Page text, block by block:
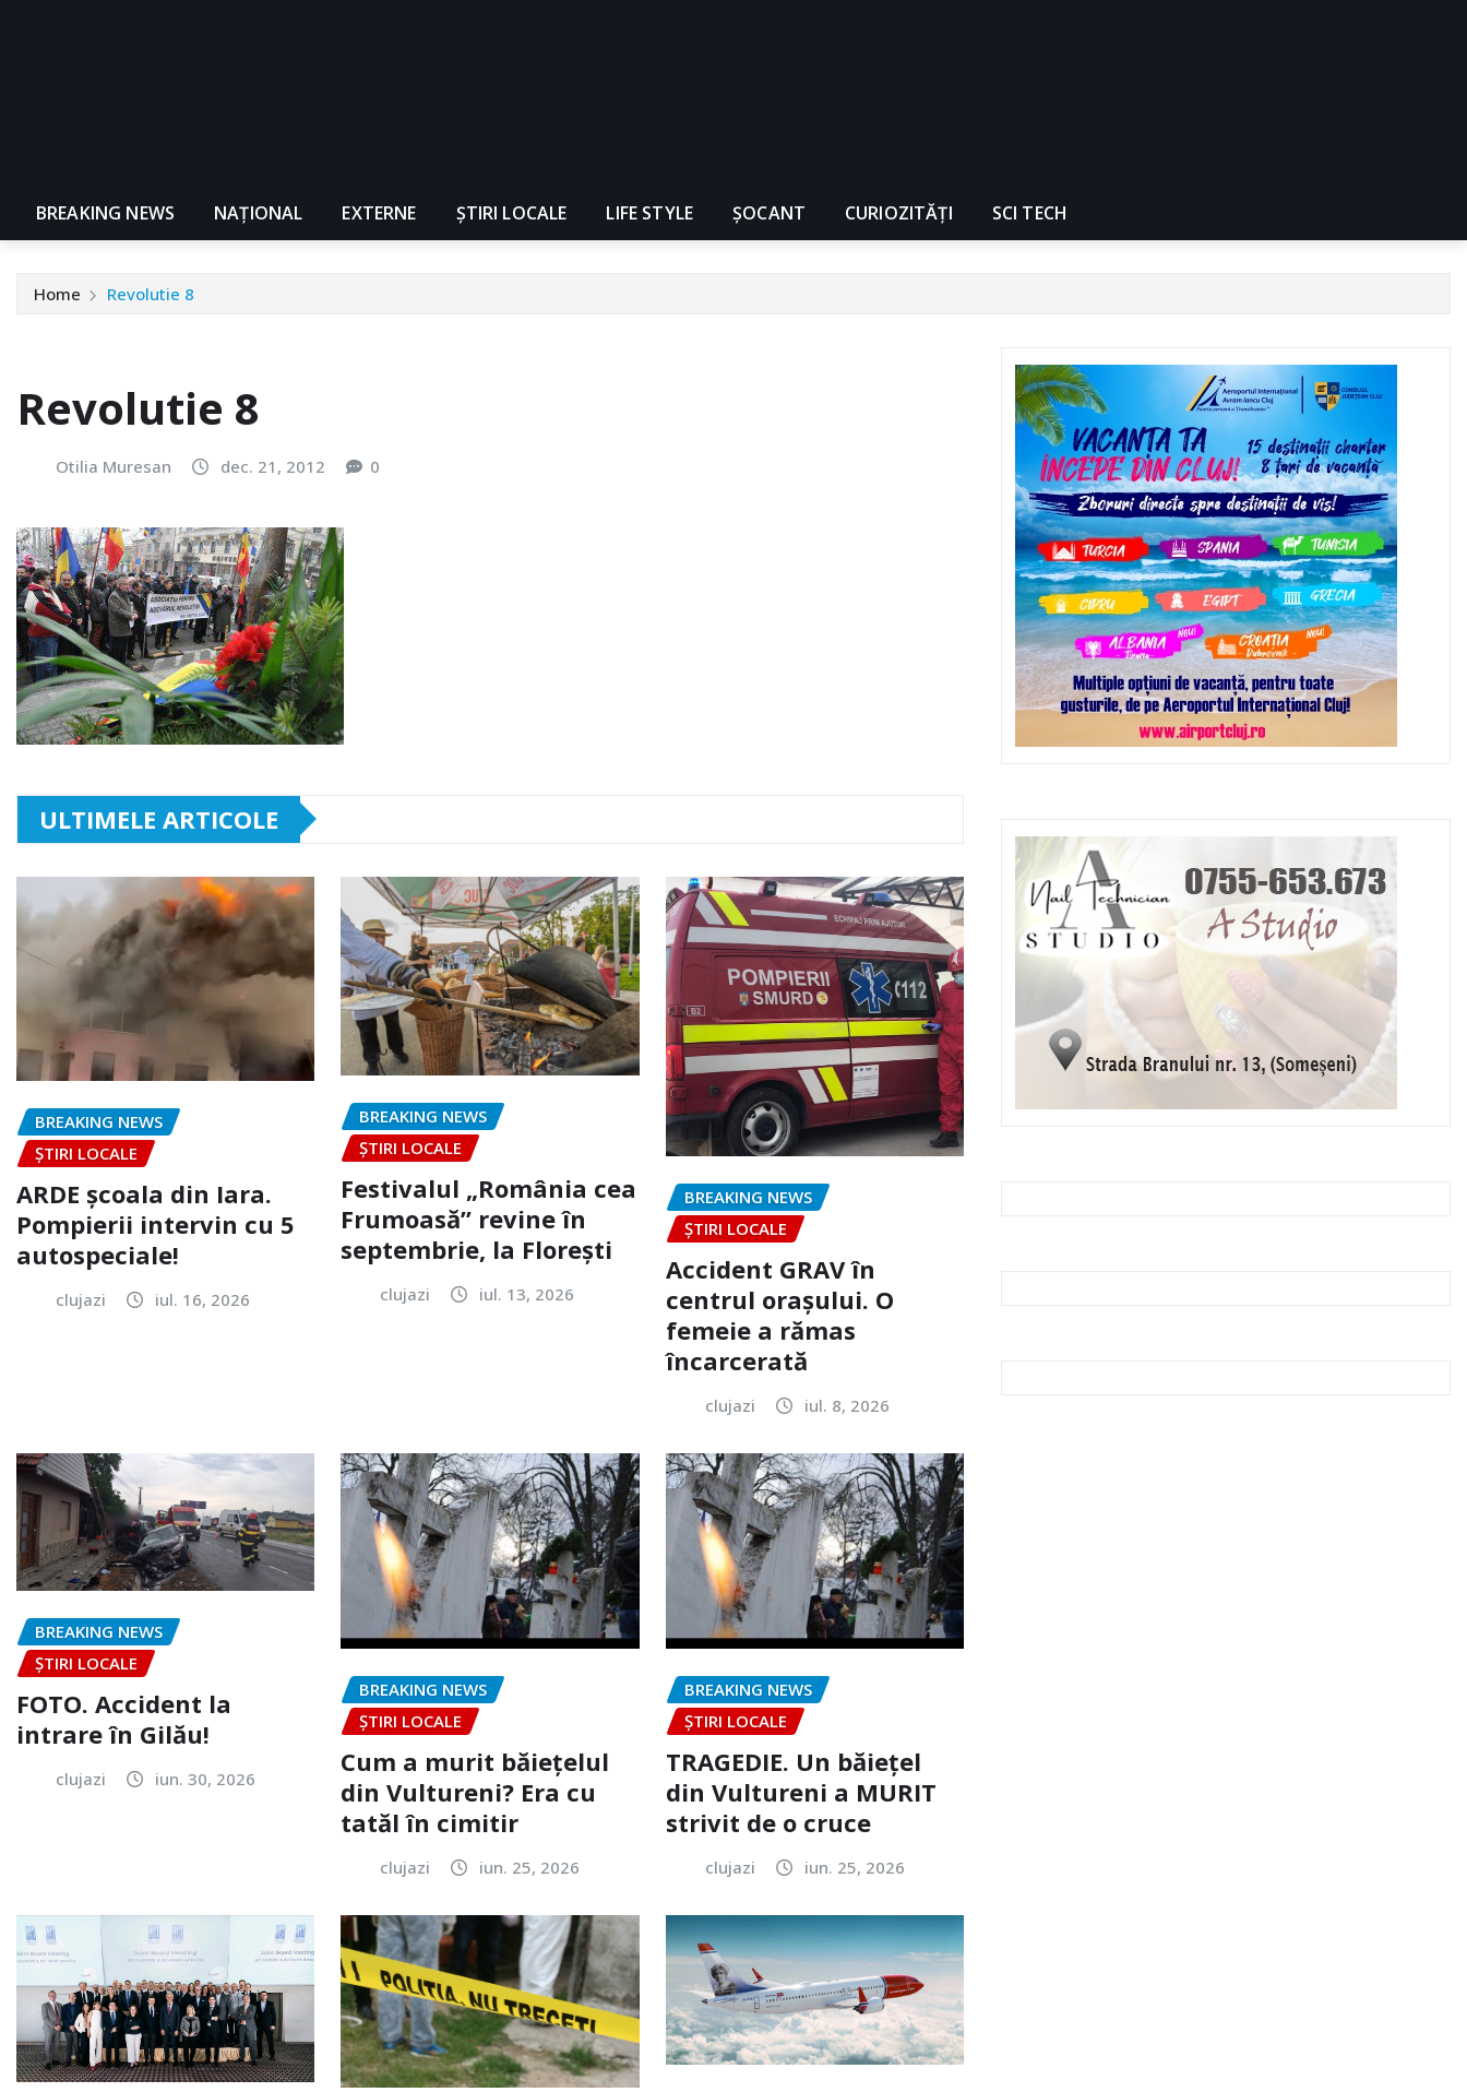
BREAKING NEWS NAŢIONAL EXTERNE ȘTIRI LOCALE LIFE STYLE ȘOCANT CURIOZITĂȚI SCI TECH
Home Revolutie 8
Revolutie 8
Otilia Muresan dec. 21, 2012 0
ULTIMELE ARTICOLE
BREAKING NEWS
ȘTIRI LOCALE
ARDE școala din Iara.
Pompierii intervin cu 5
autospeciale!
clujazi iul. 16, 2026
BREAKING NEWS
ȘTIRI LOCALE
Festivalul „România cea
Frumoasă” revine în
septembrie, la Florești
clujazi iul. 13, 2026
BREAKING NEWS
ȘTIRI LOCALE
Accident GRAV în
centrul orașului. O
femeie a rămas
încarcerată
clujazi iul. 8, 2026
BREAKING NEWS
ȘTIRI LOCALE
FOTO. Accident la
intrare în Gilău!
clujazi iun. 30, 2026
BREAKING NEWS
ȘTIRI LOCALE
Cum a murit băiețelul
din Vultureni? Era cu
tatăl în cimitir
clujazi iun. 25, 2026
BREAKING NEWS
ȘTIRI LOCALE
TRAGEDIE. Un băiețel
din Vultureni a MURIT
strivit de o cruce
clujazi iun. 25, 2026